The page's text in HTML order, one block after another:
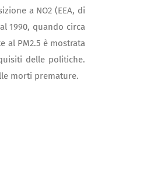
a NO2 (EEA, di
1990, quando circa
al PM2.5 è mostrata
delle politiche.
morti premature.